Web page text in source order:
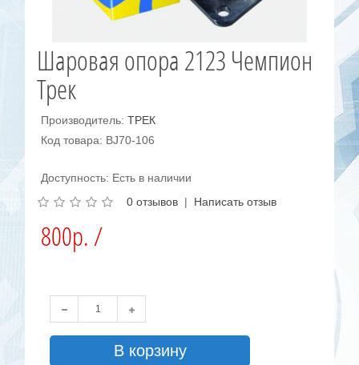
Шаровая опора 2123 Чемпион
Трек
Производитель:ТРЕК
Код товара: BJ70-106
Доступность: Есть в наличии
0 отзывов | Написать отзыв
800р. /
В корзину